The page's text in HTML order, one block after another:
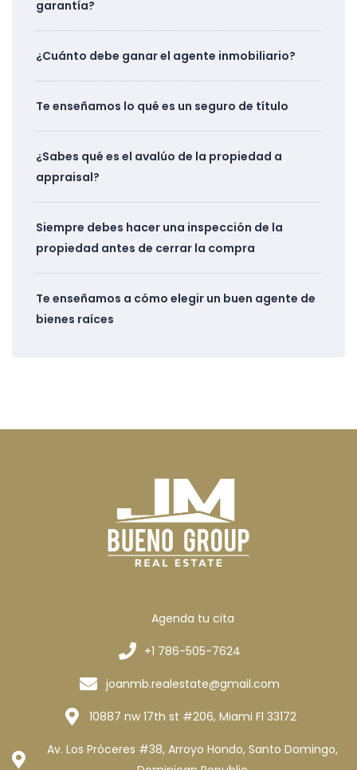
garantía?
¿Cuánto debe ganar el agente inmobiliario?
Te enseñamos lo qué es un seguro de título
¿Sabes qué es el avalúo de la propiedad a
appraisal?
Siempre debes hacer una inspección de la
propiedad antes de cerrar la compra
Te enseñamos a cómo elegir un buen agente de
bienes raíces
Agenda tu cita
+1 786-505-7624
joanmb.realestate@gmail.com
10887 nw 17th st #206, Miami Fl 33172
Av. Los Próceres #38, Arroyo Hondo, Santo Domingo,